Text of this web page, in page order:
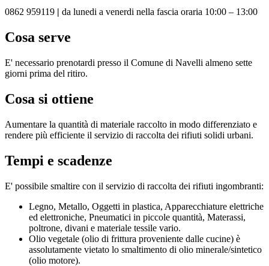
0862 959119 | da lunedi a venerdi nella fascia oraria 10:00 – 13:00
Cosa serve
E' necessario prenotardi presso il Comune di Navelli almeno sette
giorni prima del ritiro.
Cosa si ottiene
Aumentare la quantità di materiale raccolto in modo differenziato e
rendere più efficiente il servizio di raccolta dei rifiuti solidi urbani.
Tempi e scadenze
E' possibile smaltire con il servizio di raccolta dei rifiuti ingombranti:
Legno, Metallo, Oggetti in plastica, Apparecchiature elettriche
ed elettroniche, Pneumatici in piccole quantità, Materassi,
poltrone, divani e materiale tessile vario.
Olio vegetale (olio di frittura proveniente dalle cucine) è
assolutamente vietato lo smaltimento di olio minerale/sintetico
(olio motore).